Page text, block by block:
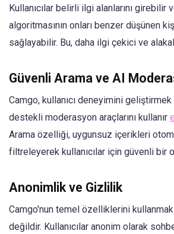
Kullanıcılar belirli ilgi alanlarını girebilir
algoritmasının onları benzer düşünen
sağlayabilir. Bu, daha ilgi çekici ve
Güvenli Arama ve AI
Camgo, kullanıcı deneyimini
destekli moderasyon araçlarını kullanır
Arama özelliği, uygunsuz içerikleri
filtreleyerek kullanıcılar için güvenli bir
Anonimlik ve Gizlilik
Camgo'nun temel özelliklerini
değildir. Kullanıcılar anonim olarak